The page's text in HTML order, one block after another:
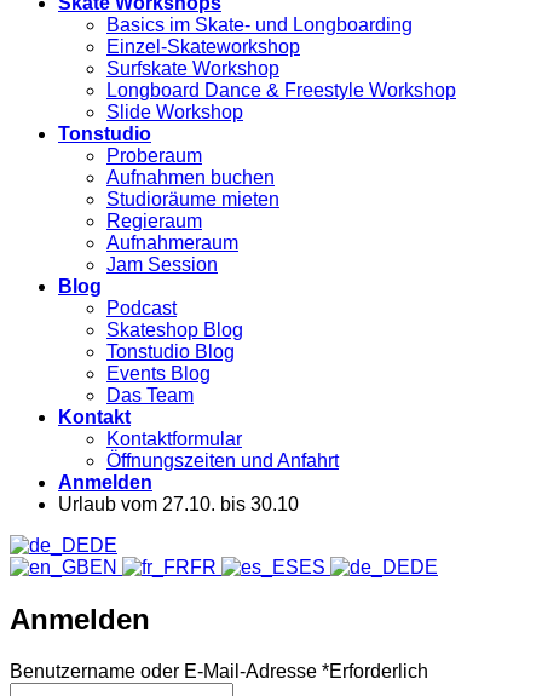
Basics im Skate- und Longboarding
Einzel-Skateworkshop
Surfskate Workshop
Longboard Dance & Freestyle Workshop
Slide Workshop
Tonstudio
Proberaum
Aufnahmen buchen
Studioräume mieten
Regieraum
Aufnahmeraum
Jam Session
Blog
Podcast
Skateshop Blog
Tonstudio Blog
Events Blog
Das Team
Kontakt
Kontaktformular
Öffnungszeiten und Anfahrt
Anmelden
Urlaub vom 27.10. bis 30.10
DE
EN
FR ES DE
Anmelden
Benutzername oder E-Mail-Adresse *Erforderlich